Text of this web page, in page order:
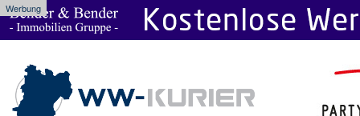
Werbung